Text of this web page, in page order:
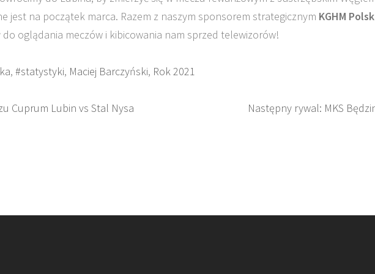
jest na początek marca. Razem z naszym sponsorem strategicznym KGHM
do oglądania meczów i kibicowania nam sprzed telewizorów!
, #statystyki, Maciej Barczyński, Rok 2021
Cuprum Lubin vs Stal Nysa Następny rywal: MKS